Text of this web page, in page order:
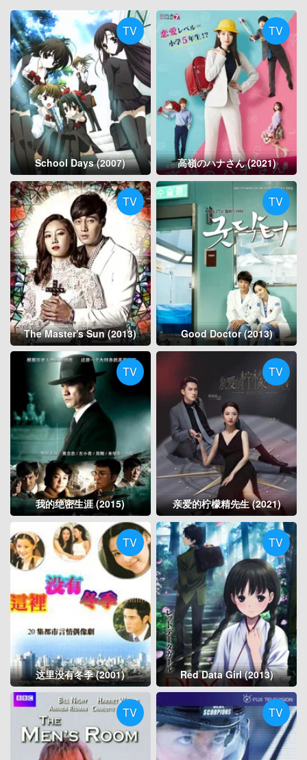
TV
School Days (2007)
TV
高嶺のハナさん (2021)
TV
The Master's Sun (2013)
TV
Good Doctor (2013)
TV
我的绝密生涯 (2015)
TV
亲爱的柠檬精先生 (2021)
TV
这里没有冬季 (2001)
TV
Red Data Girl (2013)
TV TV